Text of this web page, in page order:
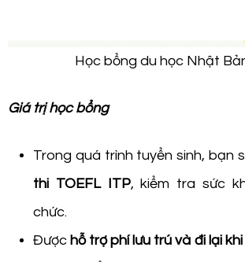
Học bổng du học Nhật
Giá trị học bổng
Trong quá trình tuyển sinh, bạn
thi TOEFL ITP, kiểm tra sức
chức.
Được hỗ trợ phí lưu trú và đi lại